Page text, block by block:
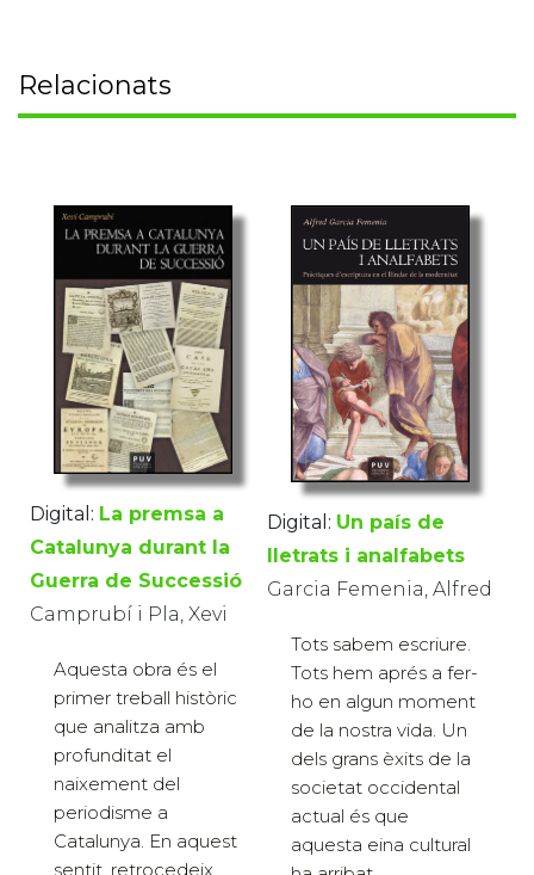
Relacionats
Digital: La premsa a
Catalunya durant la
Guerra de Successió
Camprubí i Pla, Xevi
Aquesta obra és el
primer treball històric
que analitza amb
profunditat el
naixement del
periodisme a
Catalunya. En aquest
sentit, retrocedeix
Digital: Un país de
lletrats i analfabets
Garcia Femenia, Alfred
Tots sabem escriure.
Tots hem aprés a fer-
ho en algun moment
de la nostra vida. Un
dels grans èxits de la
societat occidental
actual és que
aquesta eina cultural